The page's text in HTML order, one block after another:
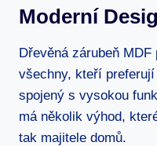
Moderní
Dřevěná zárubeň
všechny, kteří
spojený s vysokou
má několik výhod,
tak majitele domů.